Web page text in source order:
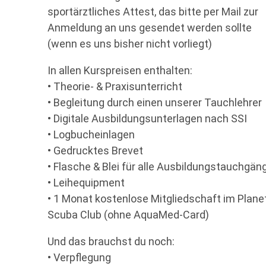
sportärztliches Attest, das bitte per Mail zur
Anmeldung an uns gesendet werden sollte
(wenn es uns bisher nicht vorliegt)
In allen Kurspreisen enthalten:
• Theorie- & Praxisunterricht
• Begleitung durch einen unserer Tauchlehrer
• Digitale Ausbildungsunterlagen nach SSI
• Logbucheinlagen
• Gedrucktes Brevet
• Flasche & Blei für alle
• Leihequipment
• 1 Monat kostenlose Mitgliedschaft im
Scuba Club (ohne AquaMed-Card)
Und das brauchst du noch:
• Verpflegung